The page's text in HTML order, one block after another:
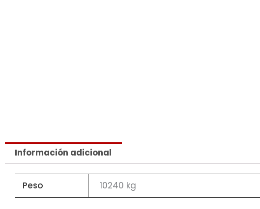
Información adicional
Peso 10240 kg